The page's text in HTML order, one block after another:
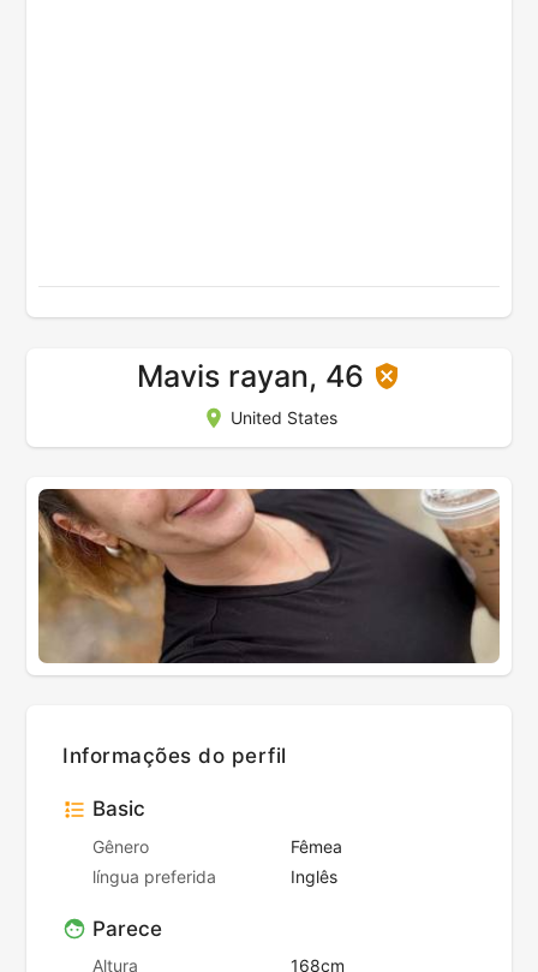
Mavis rayan, 46
United States
Informações do perfil
Basic
Gênero
Fêmea
língua preferida
Inglês
Parece
Altura 168cm